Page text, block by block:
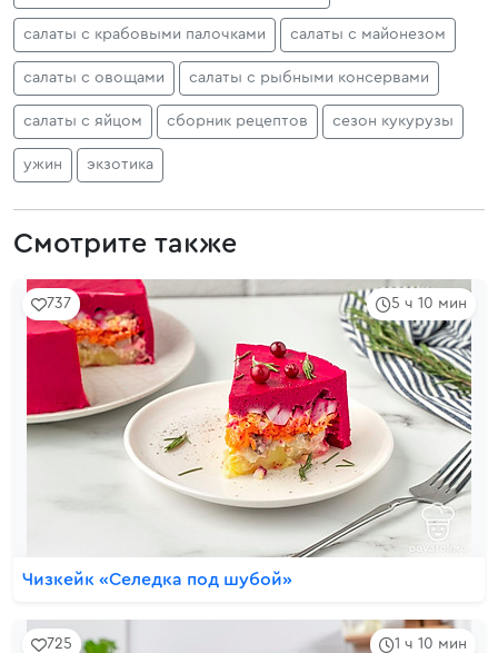
салаты с крабовыми палочками салаты с майонезом
салаты с овощами салаты с рыбными консервами
салаты с яйцом сборник рецептов сезон кукурузы
ужин экзотика
Смотрите также
5 ч 10 мин
737
Чизкейк «Селедка под шубой»
1 ч 10 мин
725